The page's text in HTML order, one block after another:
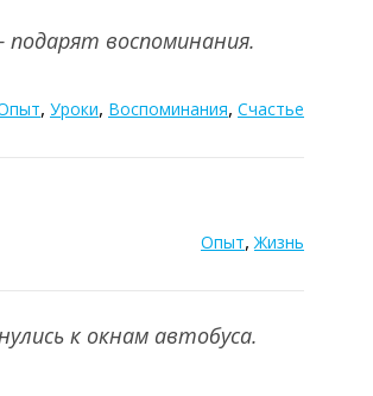
воспоминания.
, Уроки, Воспоминания, Счастье
Опыт,Жизнь
к окнам автобуса.